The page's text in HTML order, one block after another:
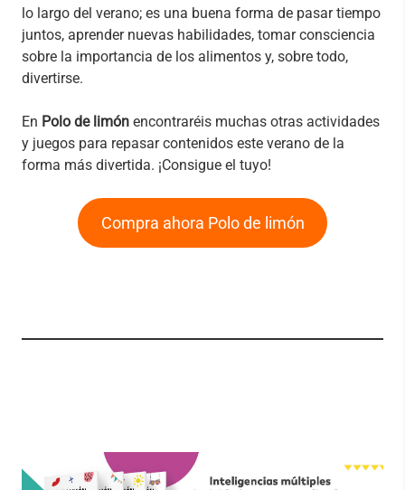
lo largo del verano; es una buena forma de pasar tiempo
juntos, aprender nuevas habilidades, tomar consciencia
sobre la importancia de los alimentos y, sobre todo,
divertirse.
En Polo de limón encontraréis muchas otras actividades
y juegos para repasar contenidos este verano de la
forma más divertida. ¡Consigue el tuyo!
Compra ahora Polo de limón